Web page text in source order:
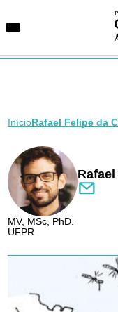
Início Rafael Felipe da
MV, MSc, PhD.
UFPR